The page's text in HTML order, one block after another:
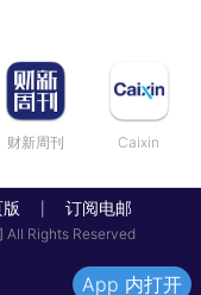
财新周刊 Caixin
版 订阅电邮
All Rights Reserved
App 内打开